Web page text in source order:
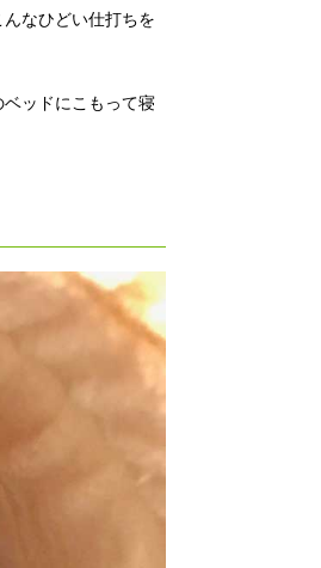
なひどい仕打ちを
ッドにこもって寝